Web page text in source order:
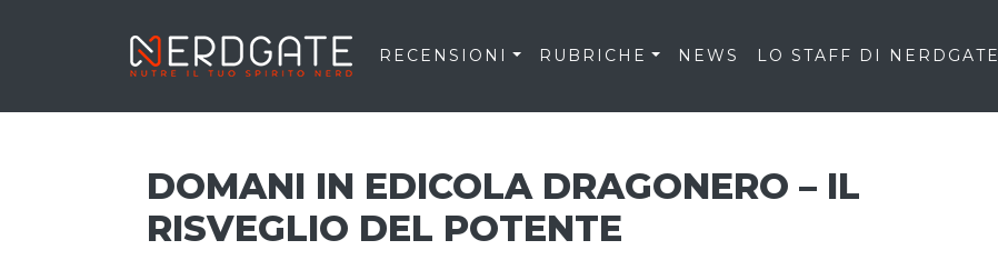
RECENSIONI RUBRICHE NEWS LO STAFF DI NERDGATE
DOMANI IN EDICOLA DRAGONERO – IL
RISVEGLIO DEL POTENTE